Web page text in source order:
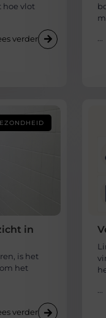
hoe vlot
verder
in
is het
het
verder
...